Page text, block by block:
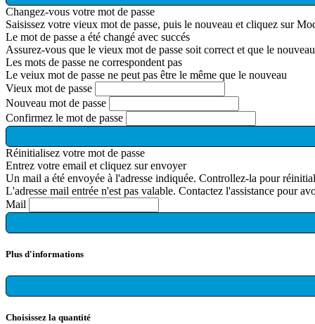
Changez-vous votre mot de passe
Saisissez votre vieux mot de passe, puis le nouveau et cliquez sur
Le mot de passe a été changé avec succés
Assurez-vous que le vieux mot de passe soit correct et que le
Les mots de passe ne correspondent pas
Le veiux mot de passe ne peut pas être le même que le nouveau
Vieux mot de passe
Nouveau mot de passe
Confirmez le mot de passe
Réinitialisez votre mot de passe
Entrez votre email et cliquez sur envoyer
Un mail a été envoyée à l'adresse indiquée. Controllez-la pour
L'adresse mail entrée n'est pas valable. Contactez l'assistance pour
Mail
Plus d'informations
Choisissez la quantité